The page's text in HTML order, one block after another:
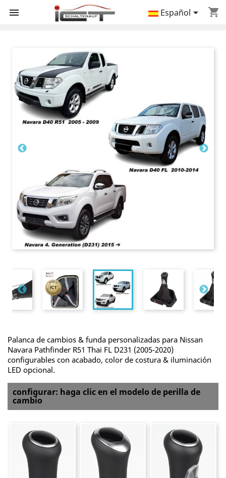
 shopping_cart
Español
Palanca de cambios & funda personalizadas para Nissan
Navara Pathfinder R51 Thai FL D231 (2005-2020)
configurables con acabado, color de costura & iluminación
LED opcional.
configurar: haga clic en el modelo de perilla de
cambio